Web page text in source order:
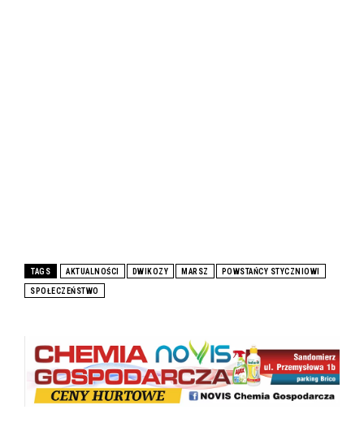
TAGS AKTUALNOŚCI DWIKOZY MARSZ POWSTAŃCY STYCZNIOWI
SPOŁECZEŃSTWO